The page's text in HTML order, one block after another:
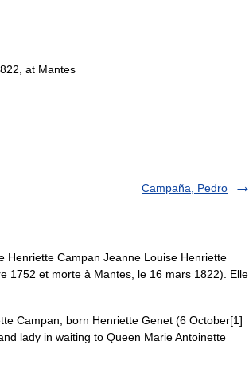
at Mantes
Campaña, Pedro
Henriette Campan Jeanne Louise Henriette
1752 et morte à Mantes, le 16 mars 1822). Elle
Campan, born Henriette Genet (6 October[1]
lady in waiting to Queen Marie Antoinette